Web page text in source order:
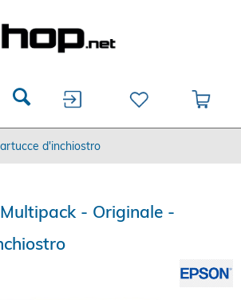
d'inchiostro
- Originale -